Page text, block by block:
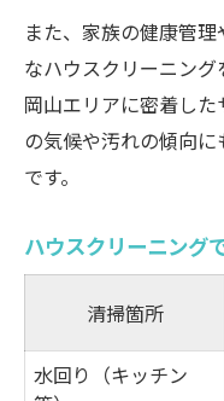
分解掃除の
エアコン・
ト
家電クリー
ハウスクリ
退去時に失
原状回復の
賃貸物件で
また、家族の健康管
なハウスクリーニング
岡山エリアに密着し
の気候や汚れの傾向
です。
ハウスクリーニング
清掃箇所
水回り（キッチン